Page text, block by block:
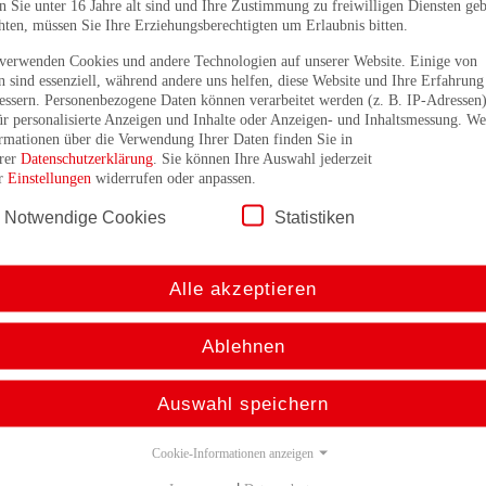
berührungslos und verschleißfrei. Für besonders aggressive
stehen die Baureihen LA 50 und 80 im Kunststoffgehäuse zur Verfügung. Das
hat ein Gehäuse aus Polypropylen (PP), auf Anfrage auch aus
(PTFE). Diese Kunststoffe widerstehen den meisten
der industriellen Umgebung. Die Baureihe LA 80 ist für die Füllstandsmessung
und lässt sich direkt mit einem Rohrgewinde nach DIN 259, Größe R2, in
Behälter einschrauben. Der Schwimmer sitzt unverlierbar auf
Die Baureihe LA 50 lässt sich ähnlich wie die Baureihe LA46 einsetzen.
verfügbaren Magneten lassen sich so auch in aggressiven
259
Füllstands- und
Positionsmessung
Kunststoffgekapselte
Industriestandards L__46
Sie unter 16 Jahre alt sind und Ihre Zustimmung zu freiwilligen Diensten
müssen Sie Ihre Erziehungsberechtigten um Erlaubnis bitten.
Cookies und andere Technologien auf unserer Website. Einige von
sind essenziell, während andere uns helfen, diese Website und Ihre Erfahrung
Personenbezogene Daten können verarbeitet werden (z. B. IP-
personalisierte Anzeigen und Inhalte oder Anzeigen- und Inhaltsmessung.
über die Verwendung Ihrer Daten finden Sie in
Datenschutzerklärung . Sie können Ihre Auswahl jederzeit
Einstellungen widerrufen oder anpassen.
Notwendige Cookies Statistiken
Alle akzeptieren
Ablehnen
Auswahl speichern
Cookie-Informationen anzeigen